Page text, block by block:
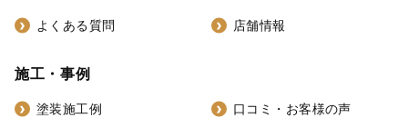
よくある質問 店舗情報
施工・事例
塗装施工例 口コミ・お客様の声